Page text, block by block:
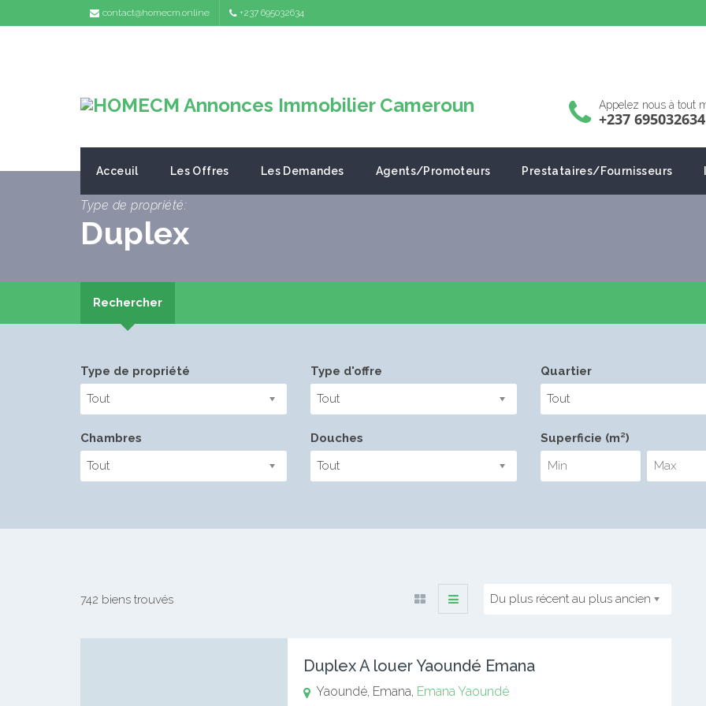
contact@homecm.online +237 695032634
Appelez nous à tout
+237 695032634
Acceuil Les Offres Les Demandes Agents/Promoteurs Prestataires/Fournisseurs
Type de propriété:
Duplex
Rechercher
Type de propriété
Tout
Type d'offre
Tout
Quartier
Tout
Chambres
Tout
Douches
Tout
Superficie (m²)
742 biens trouvés Du plus récent au plus ancien
Duplex A louer Yaoundé Emana
Yaoundé, Emana, Emana Yaoundé